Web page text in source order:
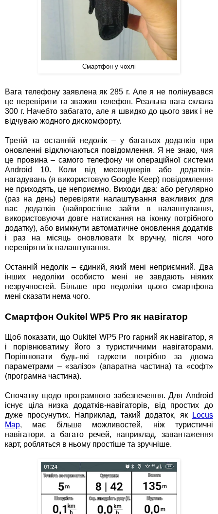
Смартфон у чохлі
Вага телефону заявлена як 285 г. Але я не полінувався
це перевірити та зважив телефон. Реальна вага склала
300 г. Начебто забагато, але я швидко до цього звик і не
відчуваю жодного дискомфорту.
Третій та останній недолік – у багатьох додатків при
оновленні відключаються повідомлення. Я не знаю, чия
це провина – самого телефону чи операційної системи
Android 10. Коли від месенджерів або додатків-
нагадувань (я використовую Google Keep) повідомлення
не приходять, це неприємно. Виходи два: або регулярно
(раз на день) перевіряти налаштування важливих для
вас додатків (найпростіше зайти в налаштування,
використовуючи довге натискання на іконку потрібного
додатку), або вимкнути автоматичне оновлення додатків
і раз на місяць оновлювати їх вручну, після чого
перевіряти їх налаштування.
Останній недолік – єдиний, який мені неприємний. Два
інших недоліки особисто мені не завдають ніяких
незручностей. Більше про недоліки цього смартфона
мені сказати нема чого.
Смартфон Oukitel WP5 Pro як навігатор
Щоб показати, що Oukitel WP5 Pro гарний як навігатор, я
і порівнюватиму його з туристичними навігаторами.
Порівнювати будь-які гаджети потрібно за двома
параметрами – «залізо» (апаратна частина) та «софт»
(програмна частина).
Спочатку щодо програмного забезпечення. Для Android
існує ціла низка додатків-навігаторів, від простих до
дуже просунутих. Наприклад, такий додаток, як
Locus
Map, має більше можливостей, ніж туристичні
навігатори, а багато речей, наприклад, завантаження
карт, робляться в ньому простіше та зручніше.